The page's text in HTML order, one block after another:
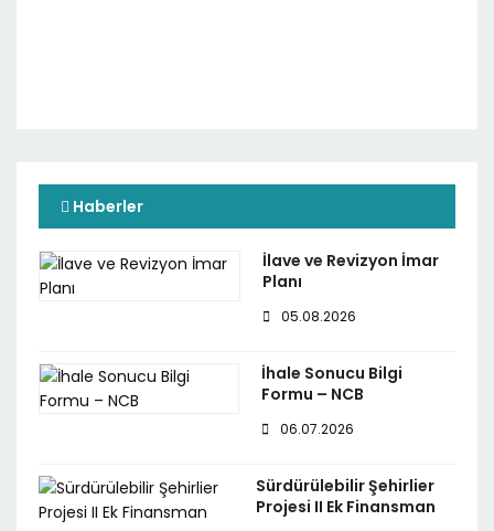
Haberler
İlave ve Revizyon İmar
Planı
05.08.2026
İhale Sonucu Bilgi
Formu – NCB
06.07.2026
Sürdürülebilir Şehirlier
Projesi II Ek Finansman